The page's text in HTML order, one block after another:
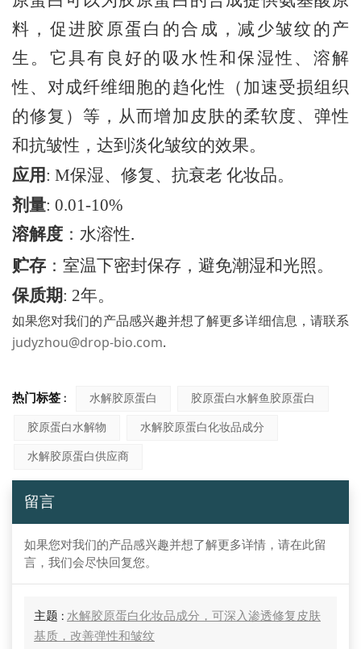
料，促进胶原蛋白的合成，减少皱纹的产
生。它具有良好的吸水性和保湿性、溶解
性、对成纤维细胞的趋化性（加速受损组织
的修复）等，从而增加皮肤的柔软度、弹性
和抗皱性，达到淡化皱纹的效果。
应用: M保湿、修复、抗衰老 化妆品。
剂量: 0.01-10%
溶解度 ：水溶性.
贮存 ：室温下密封保存，避免潮湿和光照。
保质期: 2年。
如果您对我们的产品感兴趣并想了解更多详细信息，请联系
judyzhou@drop-bio.com.
热门标签 : 水解胶原蛋白
胶原蛋白水解鱼胶原蛋白
胶原蛋白水解物
水解胶原蛋白化妆品成分
水解胶原蛋白供应商
留言
如果您对我们的产品感兴趣并想了解更多详情，请在此留
言，我们会尽快回复您。
主题 : 水解胶原蛋白化妆品成分，可深入渗透修复皮肤
基质，改善弹性和皱纹